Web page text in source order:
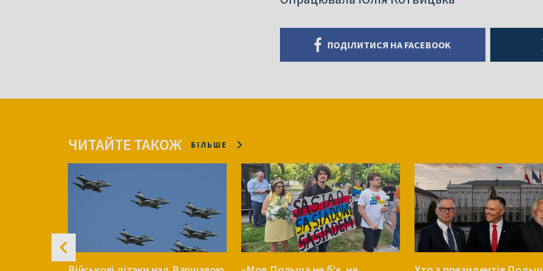
ПОДІЛИТИСЯ НА FACEBOOK
ЧИТАЙТЕ ТАКОЖ БІЛЬШЕ